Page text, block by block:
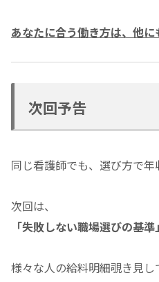
あなたに合う働き方は、他に
次回予告
同じ看護師でも、選び方で年
次回は、
「失敗しない職場選びの基準」
様々な人の給料明細覗き見